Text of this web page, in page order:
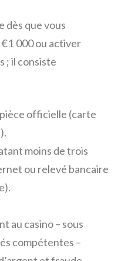
dès que vous
000 ou activer
; il consiste
officielle (carte
moins de trois
ou relevé bancaire
au casino – sous
compétentes –